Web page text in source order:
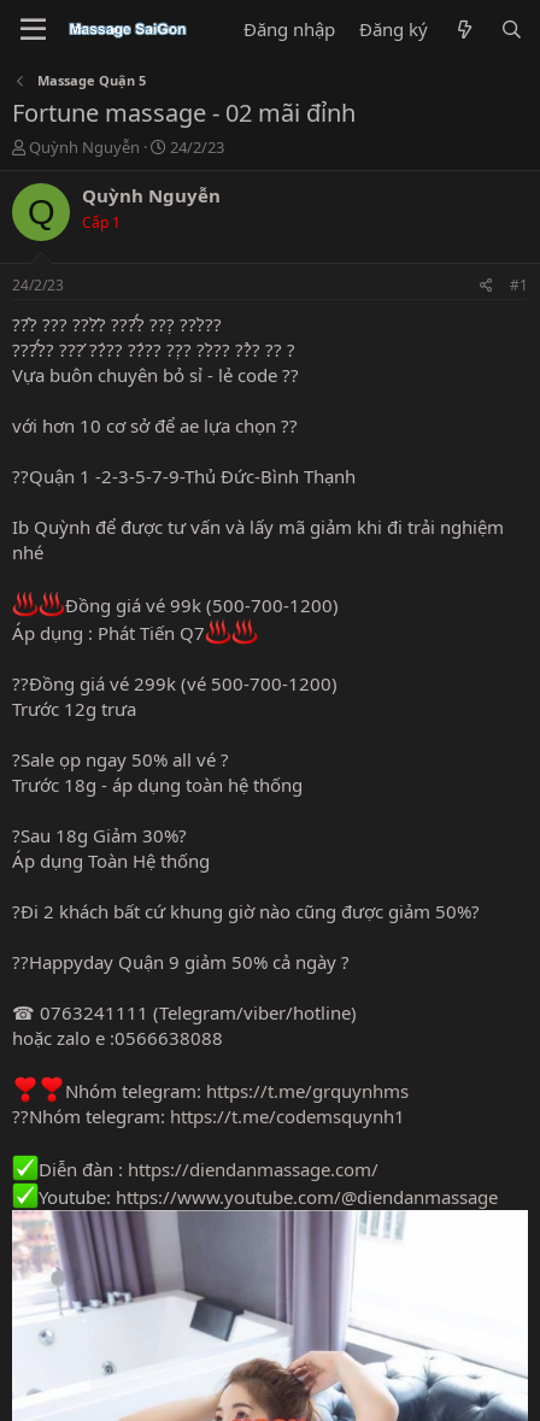
Đăng nhập Đăng ký
Massage Quận 5
Fortune massage - 02 mãi đỉnh
T
r
e
a
s
t
a
r
t
e
Quỳnh Nguyễn
N
à
y
24/2/23
Q Quỳnh Nguyễn
Cấp 1
24/2/23 #1
??̂? ??? ???̛̀? ???̂́? ???̣ ???̀??
???̂́?? ???̛ ??́?? ??́?? ??̣? ??̀?? ??̉? ?? ?
Vựa buôn chuyên bỏ sỉ - lẻ code ??
với hơn 10 cơ sở để ae lựa chọn ??
??Quận 1 -2-3-5-7-9-Thủ Đức-Bình Thạnh
Ib Quỳnh để được tư vấn và lấy mã giảm khi đi trải nghiệm
nhé
Đồng giá vé 99k (500-700-1200)
Áp dụng : Phát Tiến Q7
??Đồng giá vé 299k (vé 500-700-1200)
Trước 12g trưa
?Sale ọp ngay 50% all vé ?
Trước 18g - áp dụng toàn hệ thống
?Sau 18g Giảm 30%?
Áp dụng Toàn Hệ thống
?Đi 2 khách bất cứ khung giờ nào cũng được giảm 50%?
??Happyday Quận 9 giảm 50% cả ngày ?
☎ 0763241111 (Telegram/viber/hotline)
hoặc zalo e :0566638088
Nhóm telegram: https://t.me/grquynhms
??Nhóm telegram: https://t.me/codemsquynh1
Diễn đàn : https://diendanmassage.com/
Youtube: https://www.youtube.com/@diendanmassage